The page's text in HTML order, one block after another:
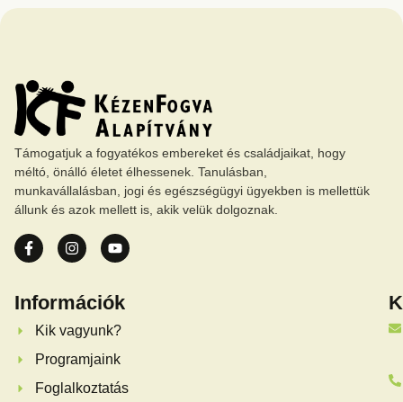
Támogatjuk a fogyatékos embereket és családjaikat, hogy
méltó, önálló életet élhessenek. Tanulásban,
munkavállalásban, jogi és egészségügyi ügyekben is mellettük
állunk és azok mellett is, akik velük dolgoznak.
Információk
Kik vagyunk?
Programjaink
Foglalkoztatás